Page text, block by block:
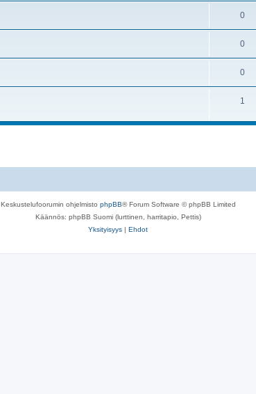
0
0
0
1
Keskustelufoorumin ohjelmisto phpBB® Forum Software © phpBB Limited
Käännös: phpBB Suomi (lurttinen, harritapio, Pettis)
Yksityisyys | Ehdot